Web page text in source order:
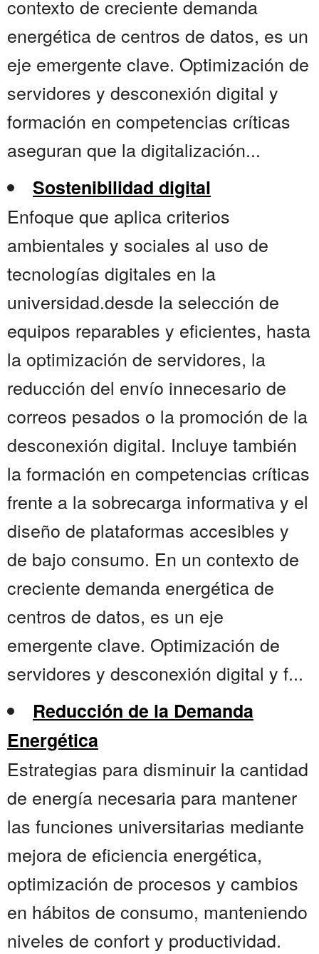
contexto de creciente demanda
energética de centros de datos, es un
eje emergente clave. Optimización de
servidores y desconexión digital y
formación en competencias críticas
aseguran que la digitalización...
Sostenibilidad digital
Enfoque que aplica criterios
ambientales y sociales al uso de
tecnologías digitales en la
universidad.desde la selección de
equipos reparables y eficientes, hasta
la optimización de servidores, la
reducción del envío innecesario de
correos pesados o la promoción de la
desconexión digital. Incluye también
la formación en competencias críticas
frente a la sobrecarga informativa y el
diseño de plataformas accesibles y
de bajo consumo. En un contexto de
creciente demanda energética de
centros de datos, es un eje
emergente clave. Optimización de
servidores y desconexión digital y f...
Reducción de la Demanda
Energética
Estrategias para disminuir la cantidad
de energía necesaria para mantener
las funciones universitarias mediante
mejora de eficiencia energética,
optimización de procesos y cambios
en hábitos de consumo, manteniendo
niveles de confort y productividad.